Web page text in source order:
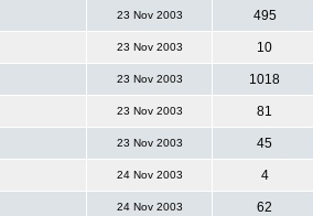
23 Nov 2003 495
23 Nov 2003 10
23 Nov 2003 1018
23 Nov 2003 81
23 Nov 2003 45
24 Nov 2003 4
24 Nov 2003 62